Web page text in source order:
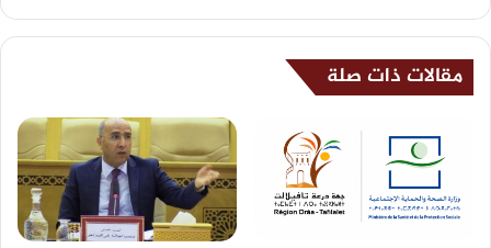
مقالات ذات صلة